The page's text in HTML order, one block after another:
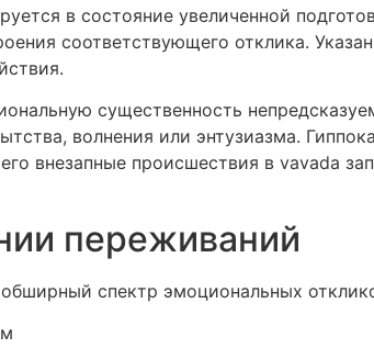
в состояние увеличенной
соответствующего отклика.
существенность
волнения или энтузиазма.
внезапные происшествия в vavada
переживаний
спектр эмоциональных